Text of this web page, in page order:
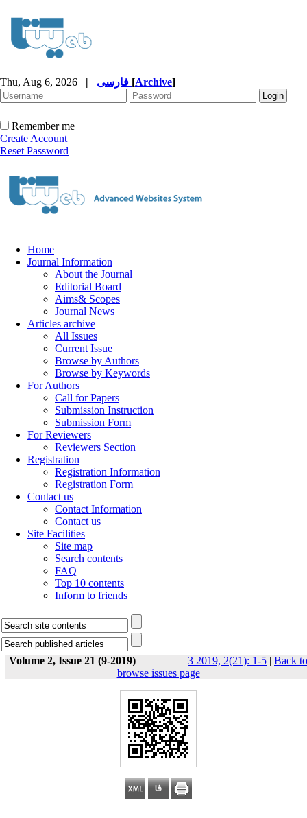
Thu, Aug 6, 2026 | [Archive]
Remember me
Create Account
Reset Password
Home
Journal Information
About the Journal
Editorial Board
Aims& Scopes
Journal News
Articles archive
All Issues
Current Issue
Browse by Authors
Browse by Keywords
For Authors
Call for Papers
Submission Instruction
Submission Form
For Reviewers
Reviewers Section
Registration
Registration Information
Registration Form
Contact us
Contact Information
Contact us
Site Facilities
Site map
Search contents
FAQ
Top 10 contents
Inform to friends
Volume 2, Issue 21 (9-2019) 3 2019, 2(21): 1-5 | Back to
browse issues page